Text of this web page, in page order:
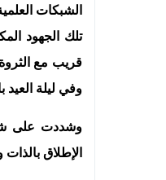
الشبكات
تلك الجهود
قريب مع
وفي ليلة العيد
وشددت على
الإطلاق